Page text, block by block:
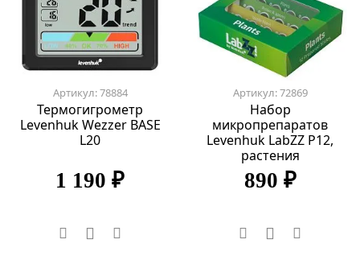
Артикул: 78884
Термогигрометр
Levenhuk Wezzer BASE
L20
1 190 ₽
Артикул: 72869
Набор
микропрепаратов
Levenhuk LabZZ P12,
растения
890 ₽